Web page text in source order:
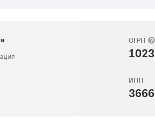
ОГРН
ИНН